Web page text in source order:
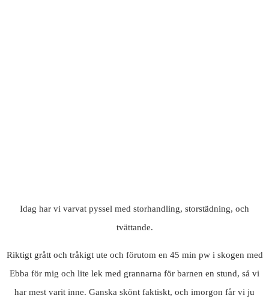
Idag har vi varvat pyssel med storhandling, storstädning, och
tvättande.
Riktigt grått och tråkigt ute och förutom en 45 min pw i skogen med
Ebba för mig och lite lek med grannarna för barnen en stund, så vi
har mest varit inne. Ganska skönt faktiskt, och imorgon får vi ju